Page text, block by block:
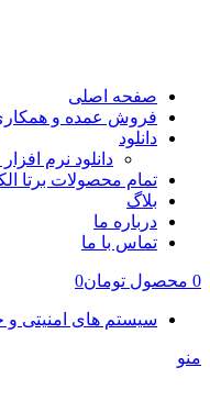
صفحه اصلی
فروش عمده و
دانلود
دانلود نرم
تمام محصولات برتا
بلاگ
درباره ما
تماس با ما
0 محصول تومان0
سیستم های امنیتی و
منو